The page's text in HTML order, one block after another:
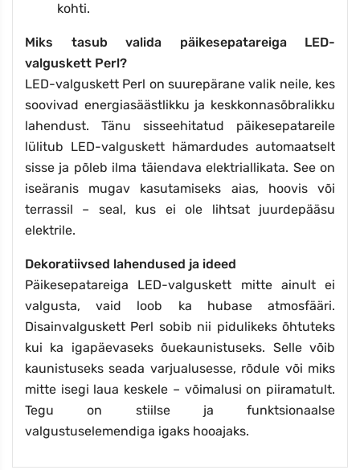
kohti.
Miks tasub valida päikesepatareiga LED-
valguskett Perl?
LED-valguskett Perl on suurepärane valik neile, kes
soovivad energiasäästlikku ja keskkonnasõbralikku
lahendust. Tänu sisseehitatud päikesepatareile
lülitub LED-valguskett hämardudes automaatselt
sisse ja põleb ilma täiendava elektriallikata. See on
iseäranis mugav kasutamiseks aias, hoovis või
terrassil – seal, kus ei ole lihtsat juurdepääsu
elektrile.
Dekoratiivsed lahendused ja ideed
Päikesepatareiga LED-valguskett mitte ainult ei
valgusta, vaid loob ka hubase atmosfääri.
Disainvalguskett Perl sobib nii pidulikeks õhtuteks
kui ka igapäevaseks õuekaunistuseks. Selle võib
kaunistuseks seada varjualusesse, rõdule või miks
mitte isegi laua keskele – võimalusi on piiramatult.
Tegu on stiilse ja funktsionaalse
valgustuselemendiga igaks hooajaks.